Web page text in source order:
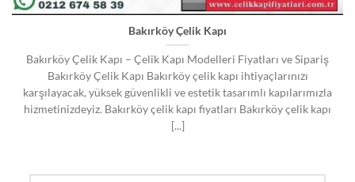
Bakırköy Çelik Kapı
Bakırköy Çelik Kapı – Çelik Kapı Modelleri Fiyatları ve Sipariş
Bakırköy Çelik Kapı Bakırköy çelik kapı ihtiyaçlarınızı
karşılayacak, yüksek güvenlikli ve estetik tasarımlı kapılarımızla
hizmetinizdeyiz. Bakırköy çelik kapı fiyatları Bakırköy çelik kapı
[...]